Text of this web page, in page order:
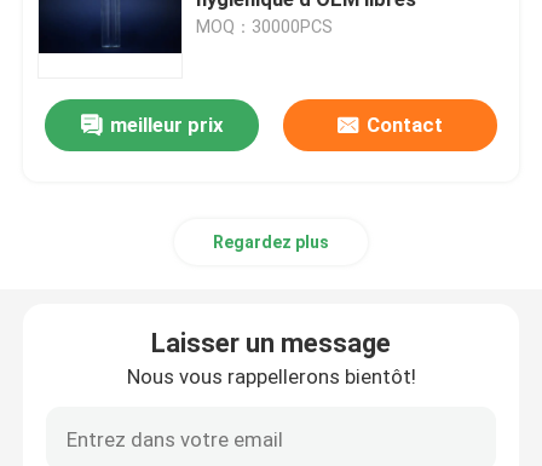
Bouteilles en verre d'huile essentielle
boîtes cosmétiques d'emballage
Boîtes en carton de cadeau
MOQ：30000PCS
meilleur prix Contact
Regardez plus
Laisser un message
Nous vous rappellerons bientôt!